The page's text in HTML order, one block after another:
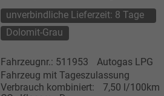
unverbindliche Lieferzeit: 8 Tage
Dolomit-Grau
Fahrzeugnr.: 511953
Autogas LPG
Fahrzeug mit Tageszulassung
Verbrauch kombiniert:
7,50 l/100km